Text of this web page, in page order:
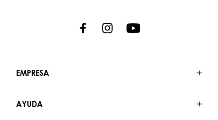
EMPRESA
AYUDA